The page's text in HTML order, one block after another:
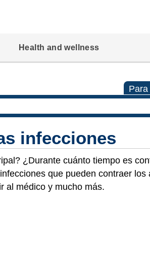
Health and wellness
infecciones
¿Durante cuánto tiempo es
que pueden contraer
al médico y mucho más.